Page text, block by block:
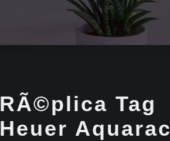
RÃ©plica Tag
Heuer